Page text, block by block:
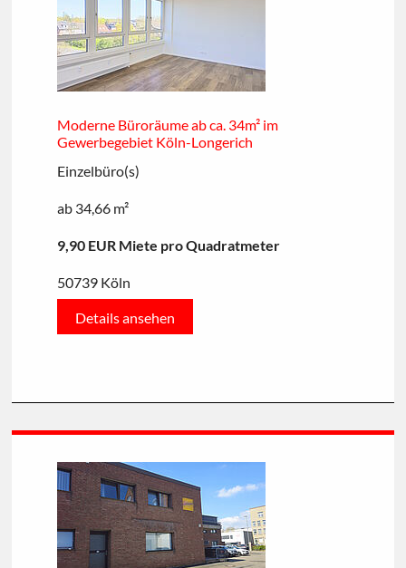
Moderne Büroräume ab ca. 34m² im
Gewerbegebiet Köln-Longerich
Einzelbüro(s)
ab 34,66 m²
9,90 EUR Miete pro Quadratmeter
50739 Köln
Details ansehen